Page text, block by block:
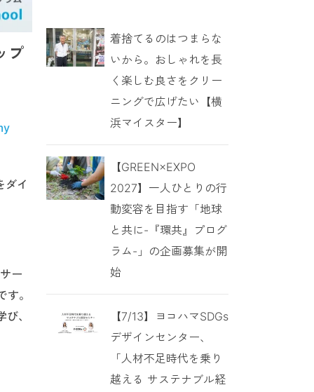
プ
ダイ
ー
。
、
着捨てるのはつまらな
いから。おしゃれを長
く楽しむ良さをクリー
ニングで広げたい【横
浜マイスター】
【GREEN×EXPO
2027】一人ひとりの行
動変容を目指す「地球
と共に-『環共』プログ
ラム-」の企画募集が開
始
【7/13】ヨコハマSDGs
デザインセンター、
「人材不足時代を乗り
越える サステナブル経